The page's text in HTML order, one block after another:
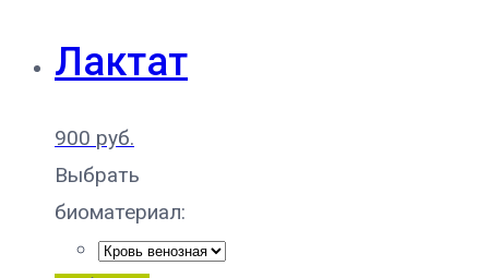
Лактат
900 руб.
Выбрать
биоматериал: